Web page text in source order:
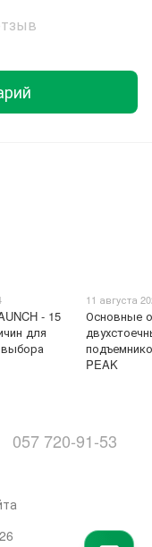
- 15
для
11 августа
Основные
PEAK
057 720-91-53